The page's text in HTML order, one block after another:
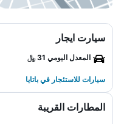
سيارت ايجار
المعدل اليومي 31 ﷼
سيارات للاستئجار في باتايا
المطارات القريبة